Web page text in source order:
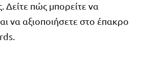
πώς μπορείτε να
να αξιοποιήσετε στο έπακρο